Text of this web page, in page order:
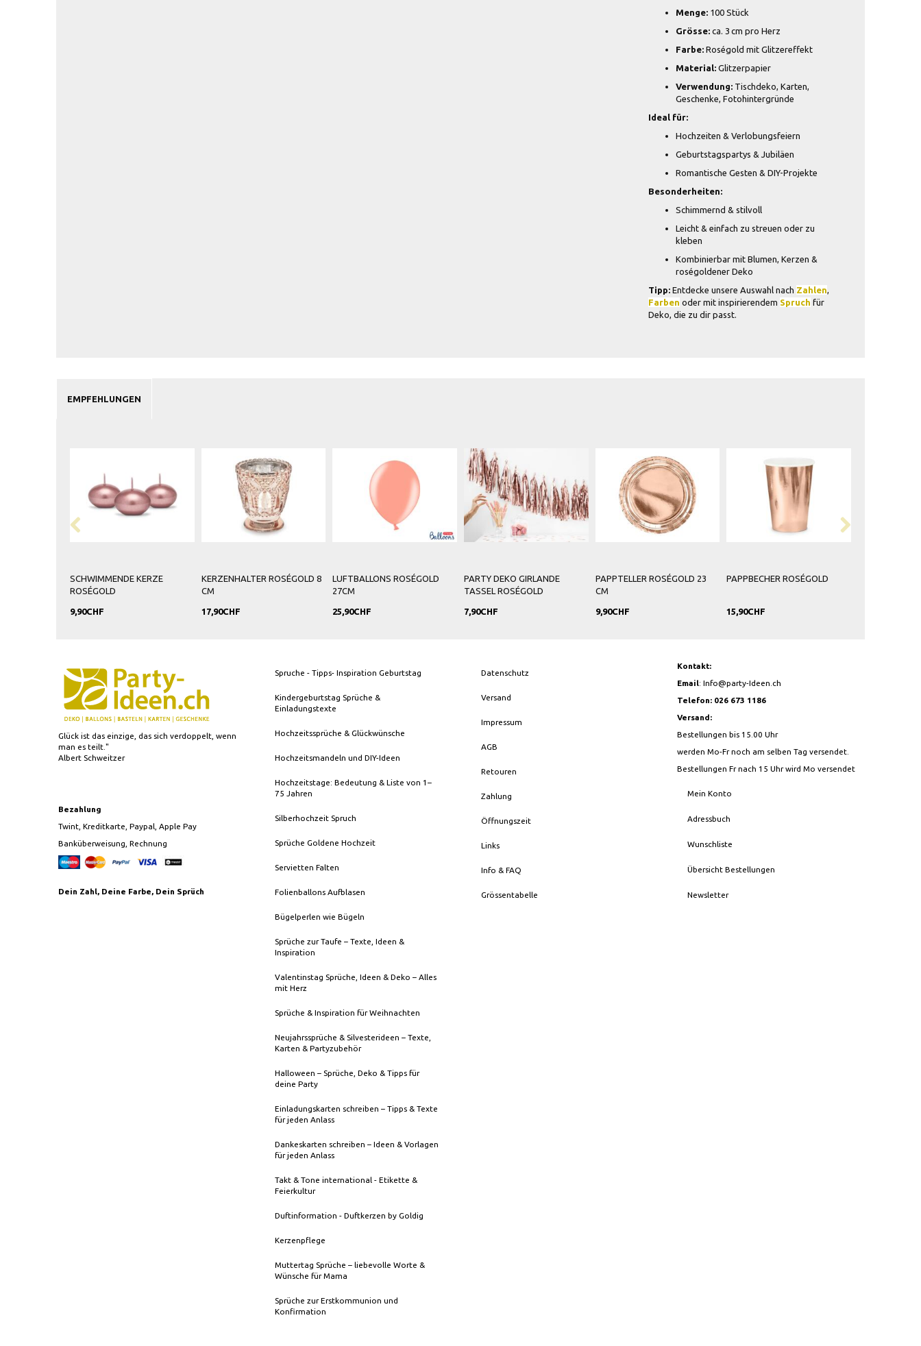
Menge:100 Stück
Grösse:ca. 3 cm pro Herz
Farbe:Roségold mit Glitzereffekt
Material:Glitzerpapier
Verwendung:Tischdeko, Karten,
Geschenke, Fotohintergründe
Ideal für:
Hochzeiten & Verlobungsfeiern
Geburtstagspartys & Jubiläen
Romantische Gesten & DIY-Projekte
Besonderheiten:
Schimmernd & stilvoll
Leicht & einfach zu streuen oder zu
kleben
Kombinierbar mit Blumen, Kerzen &
roségoldener Deko
Tipp:Entdecke unsere Auswahl nach Zahlen
Farben oder mit inspirierendem Spruch für
Deko, die zu dir passt.
EMPFEHLUNGEN
KERZE
KERZENHALTER ROSÉGOLD 8
CM
LUFTBALLONS ROSÉGOLD
PARTY DEKO GIRLANDE
PAPPTELLER ROSÉGOLD 23
CM
PAPPBECHER ROSÉGOLD
SERVIETTEN HAPPY
Glück ist das einzige, das sich verdoppelt, wenn
man es teilt."
Albert Schweitzer
Bezahlung
Twint, Kreditkarte, Paypal, Apple Pay
Banküberweisung, Rechnung
Dein Zahl, Deine Farbe, Dein Sprüch
Spruche - Tipps- Inspiration Geburtstag
Kindergeburtstag Sprüche &
Einladungstexte
Hochzeitssprüche & Glückwünsche
Hochzeitsmandeln und DIY-Ideen
Hochzeitstage: Bedeutung & Liste von 1–
75 Jahren
Silberhochzeit Spruch
Sprüche Goldene Hochzeit
Servietten Falten
Folienballons Aufblasen
Bügelperlen wie Bügeln
Sprüche zur Taufe – Texte, Ideen &
Inspiration
Valentinstag Sprüche, Ideen & Deko – Alles
mit Herz
Sprüche & Inspiration für Weihnachten
Neujahrssprüche & Silvesterideen – Texte,
Karten & Partyzubehör
Halloween – Sprüche, Deko & Tipps für
deine Party
Einladungskarten schreiben – Tipps & Texte
für jeden Anlass
Dankeskarten schreiben – Ideen & Vorlagen
für jeden Anlass
Takt & Tone international - Etikette &
Feierkultur
Duftinformation - Duftkerzen by Goldig
Kerzenpflege
Muttertag Sprüche – liebevolle Worte &
Wünsche für Mama
Sprüche zur Erstkommunion und
Konfirmation
Datenschutz
Versand
Impressum
AGB
Retouren
Zahlung
Öffnungszeit
Links
Info & FAQ
Grössentabelle
Kontakt:
Email:Info@party-Ideen.ch
Telefon: 026 673 1186
Versand:
Bestellungen bis 15.00 Uhr
werden Mo-Fr noch am selben Tag versendet.
Bestellungen Fr nach 15 Uhr wird Mo versendet
Mein Konto
Adressbuch
Wunschliste
Übersicht Bestellungen
Newsletter